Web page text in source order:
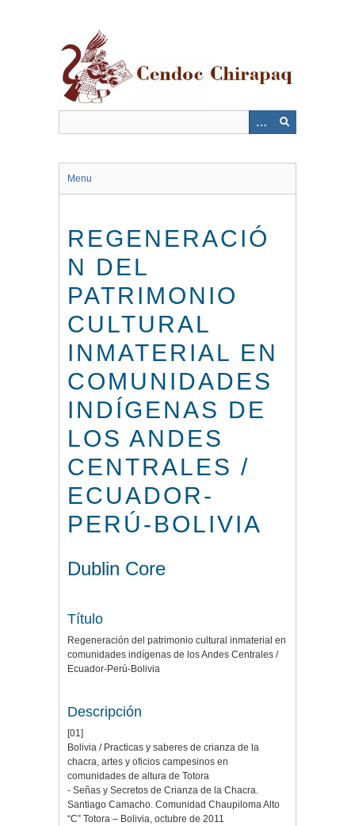
Menu
REGENERACIÓ
N DEL
PATRIMONIO
CULTURAL
INMATERIAL EN
COMUNIDADES
INDÍGENAS DE
LOS ANDES
CENTRALES /
ECUADOR-
PERÚ-BOLIVIA
Dublin Core
Título
Regeneración del patrimonio cultural inmaterial en
comunidades indígenas de los Andes Centrales /
Ecuador-Perú-Bolivia
Descripción
[01]
Bolivia / Practicas y saberes de crianza de la
chacra, artes y oficios campesinos en
comunidades de altura de Totora
- Señas y Secretos de Crianza de la Chacra.
Santiago Camacho. Comunidad Chaupiloma Alto
“C” Totora – Bolivia, octubre de 2011